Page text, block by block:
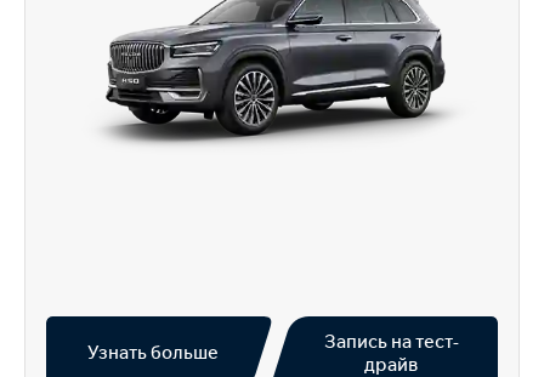
Узнать больше
Запись на тест-
драйв